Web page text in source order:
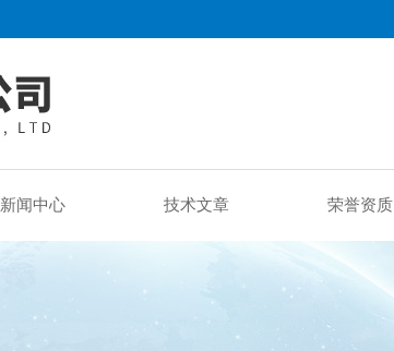
新闻中心 技术文章 荣誉资质